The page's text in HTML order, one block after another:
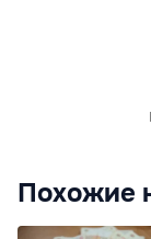
Похожие